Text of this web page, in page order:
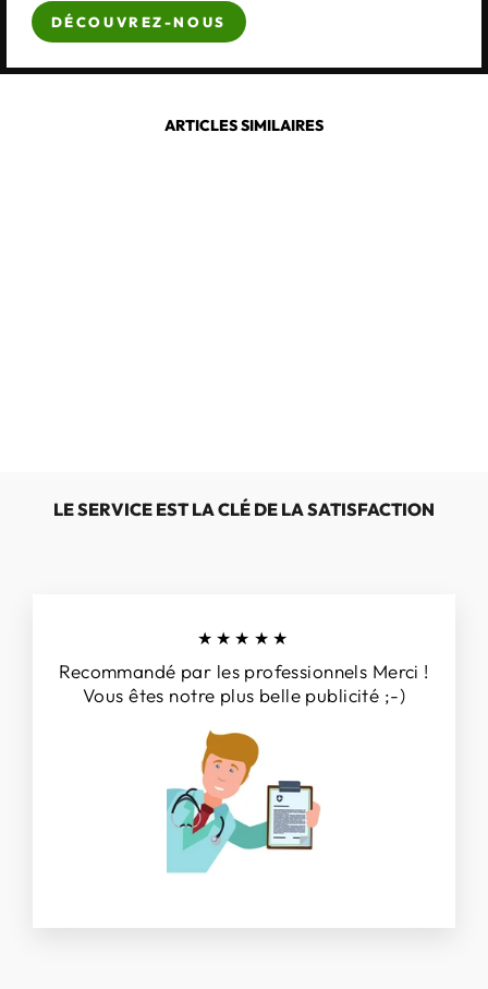
DÉCOUVREZ-NOUS
ARTICLES SIMILAIRES
LE SERVICE EST LA CLÉ DE LA SATISFACTION
★★★★★
Recommandé par les professionnels Merci !
Vous êtes notre plus belle publicité ;-)